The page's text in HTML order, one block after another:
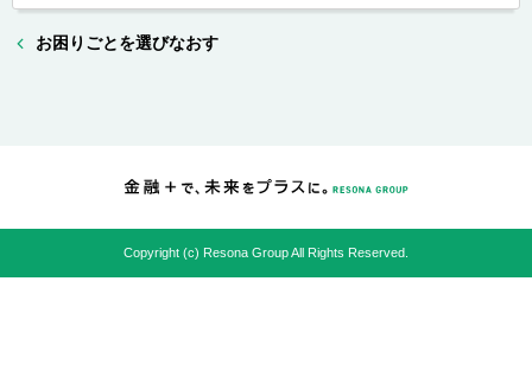
お困りごとを選びなおす
Copyright (c) Resona Group All Rights Reserved.